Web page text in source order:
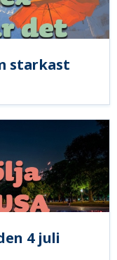
starkast
4 juli